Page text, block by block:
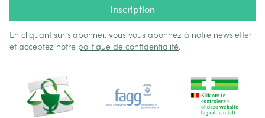
Inscription
En cliquant sur s'abonner, vous vous abonnez à notre newsletter
et acceptez notre politique de confidentialité.